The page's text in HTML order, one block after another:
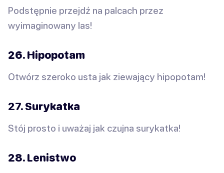
Podstępnie przejdź na palcach przez
wyimaginowany las!
26. Hipopotam
Otwórz szeroko usta jak ziewający hipopotam!
27. Surykatka
Stój prosto i uważaj jak czujna surykatka!
28. Lenistwo